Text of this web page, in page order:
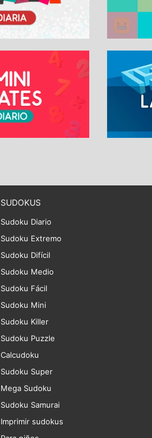
SUDOKUS
Sudoku Diario
Sudoku Extremo
Sudoku Difícil
Sudoku Medio
Sudoku Fácil
Sudoku Mini
Sudoku Killer
Sudoku Puzzle
Calcudoku
Sudoku Super
Mega Sudoku
Sudoku Samurai
Imprimir sudokus